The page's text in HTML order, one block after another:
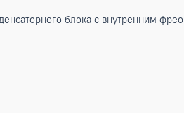
конденсаторного блока